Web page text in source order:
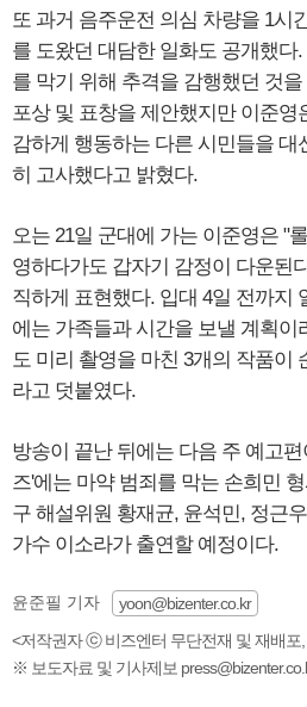
또 과거 음주운전 의심 차량을 1시
를 도왔던 대담한 일화도 공개했다
를 막기 위해 추격을 감행했던 것
포상 및 표창을 제안했지만 이준영
감하게 행동하는 다른 시민들을 대
히 고사했다고 밝혔다.
오는 21일 군대에 가는 이준영은 "
영하다가도 갑자기 감정이 다운된
직하게 표현했다. 입대 4일 전까지
에는 가족들과 시간을 보낼 계획이
도 미리 촬영을 마친 3개의 작품이
라고 덧붙였다.
방송이 끝난 뒤에는 다음 주 예고
즈'에는 마약 범죄를 막는 손희민
구 해설위원 황재균, 윤석민, 정근
가수 이소라가 출연할 예정이다.
윤준필 기자
yoon@bizenter.co.kr
<저작권자 ⓒ 비즈엔터 무단전재 및 재배포,
※ 보도자료 및 기사제보